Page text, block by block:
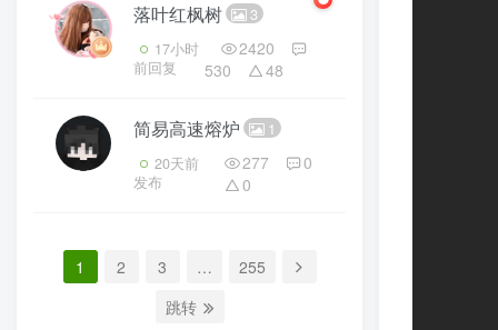
落叶红枫树 3
17小时
前回复
2420
530
48
简易高速熔炉 1
20天前
发布
277
0
0
1 2 3 …
255
跳转